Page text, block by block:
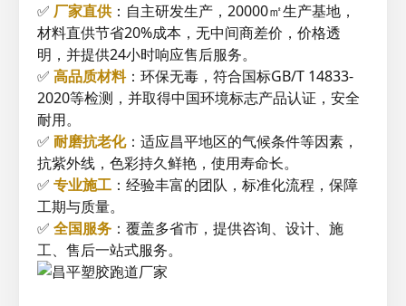
✅ 厂家直供：自主研发生产，20000㎡生产基地，
材料直供节省20%成本，无中间商差价，价格透
明，并提供24小时响应售后服务。
✅ 高品质材料：环保无毒，符合国标GB/T 14833-
2020等检测，并取得中国环境标志产品认证，安全
耐用。
✅ 耐磨抗老化：适应昌平地区的气候条件等因素，
抗紫外线，色彩持久鲜艳，使用寿命长。
✅ 专业施工 ：经验丰富的团队，标准化流程，保障
工期与质量。
✅ 全国服务 ：覆盖多省市，提供咨询、设计、施
工、售后一站式服务。